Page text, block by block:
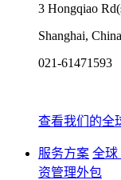
3 Hongqiao
Shanghai,
021-61471593
查看我们的全
服务方案 全球
资管理外包